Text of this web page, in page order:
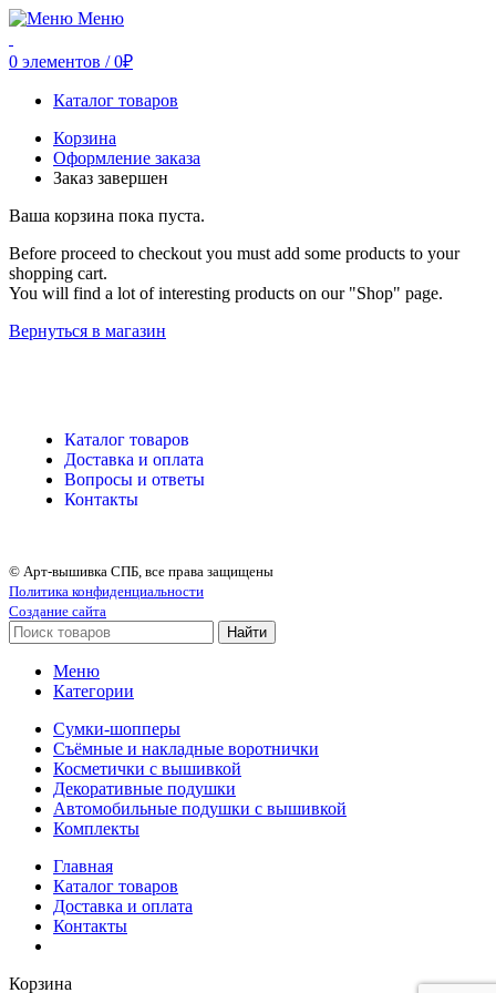
Меню
0 элементов / 0₽
Каталог товаров
Корзина
Оформление заказа
Заказ завершен
Ваша корзина пока пуста.
Before proceed to checkout you must add some products to your
shopping cart.
You will find a lot of interesting products on our "Shop" page.
Вернуться в магазин
Каталог товаров
Доставка и оплата
Вопросы и ответы
Контакты
© Арт-вышивка СПБ, все права защищены
Политика конфиденциальности
Создание сайта
Найти
Меню
Категории
Сумки-шопперы
Съёмные и накладные воротнички
Косметички с вышивкой
Декоративные подушки
Автомобильные подушки с вышивкой
Комплекты
Главная
Каталог товаров
Доставка и оплата
Контакты
Корзина